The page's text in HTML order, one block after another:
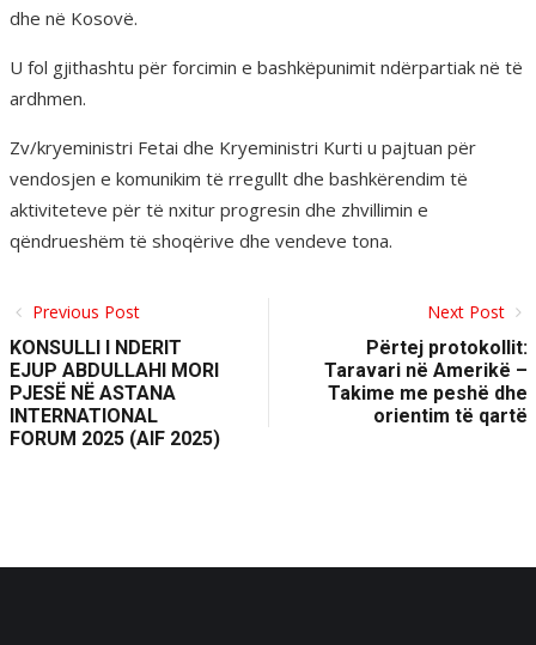
dhe në Kosovë.
U fol gjithashtu për forcimin e bashkëpunimit ndërpartiak në të
ardhmen.
Zv/kryeministri Fetai dhe Kryeministri Kurti u pajtuan për
vendosjen e komunikim të rregullt dhe bashkërendim të
aktiviteteve për të nxitur progresin dhe zhvillimin e
qëndrueshëm të shoqërive dhe vendeve tona.
Previous Post
KONSULLI I NDERIT
EJUP ABDULLAHI MORI
PJESË NË ASTANA
INTERNATIONAL
FORUM 2025 (AIF 2025)
Next Post
Përtej protokollit:
Taravari në Amerikë –
Takime me peshë dhe
orientim të qartë